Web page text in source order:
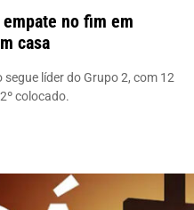
no fim em
casa
líder do Grupo 2, com 12
colocado.